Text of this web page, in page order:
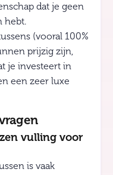
dat je geen
hebt.
(vooral 100%
prijzig zijn,
je investeert in
een zeer luxe
vulling voor
is vaak